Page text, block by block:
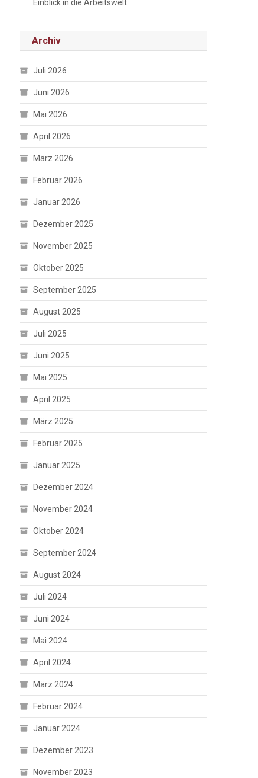
Einblick in die Arbeitswelt
Archiv
Juli 2026
Juni 2026
Mai 2026
April 2026
März 2026
Februar 2026
Januar 2026
Dezember 2025
November 2025
Oktober 2025
September 2025
August 2025
Juli 2025
Juni 2025
Mai 2025
April 2025
März 2025
Februar 2025
Januar 2025
Dezember 2024
November 2024
Oktober 2024
September 2024
August 2024
Juli 2024
Juni 2024
Mai 2024
April 2024
März 2024
Februar 2024
Januar 2024
Dezember 2023
November 2023